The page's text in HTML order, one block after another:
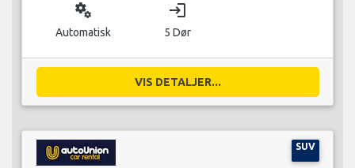
miscellaneous_services
Automatisk
login
5 Dør
VIS DETALJER...
SUV